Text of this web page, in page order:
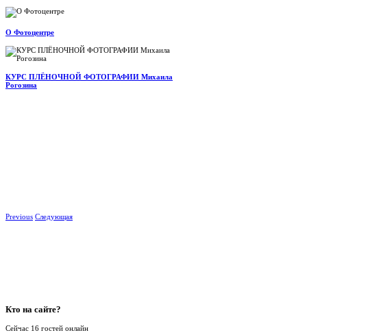
О Фотоцентре
КУРС ПЛЁНОЧНОЙ ФОТОГРАФИИ Михаила
Рогозина
Previous Следующая
Кто на сайте?
Сейчас 16 гостей онлайн